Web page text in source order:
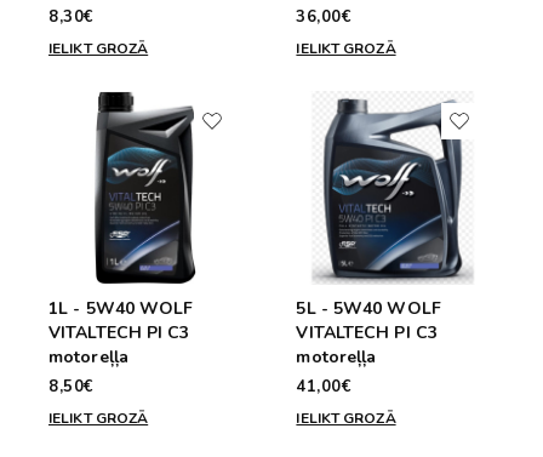
8,30€
IELIKT GROZĀ
36,00€
IELIKT GROZĀ
1L - 5W40 WOLF
VITALTECH PI C3
motoreļļa
8,50€
IELIKT GROZĀ
5L - 5W40 WOLF
VITALTECH PI C3
motoreļļa
41,00€
IELIKT GROZĀ